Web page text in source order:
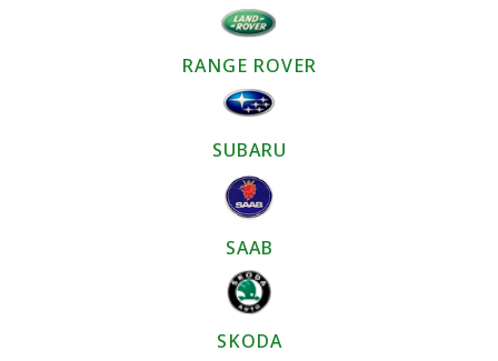
RANGE ROVER
SUBARU
SAAB
SKODA